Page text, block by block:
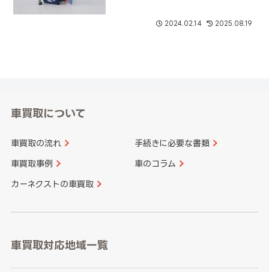
2024.02.14 2025.08.19
車買取について
車買取の流れ 手続きに必要な書類
車買取事例 車のコラム
カーネクストの車買取
車買取対応地域一覧